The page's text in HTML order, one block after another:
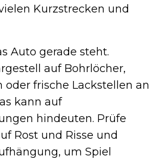
Kurzstrecken und
Auto gerade steht.
auf Bohrlöcher,
oder frische Lackstellen an
kann auf
hindeuten. Prüfe
Rost und Risse und
um Spiel